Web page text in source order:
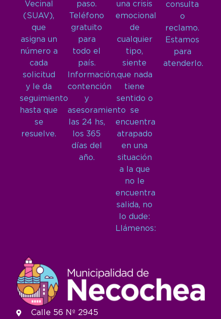
Vecinal
(SUAV),
que
asigna un
número a
cada
solicitud
y le da
seguimiento
hasta que
se
resuelve.
paso.
Teléfono
gratuito
para
todo el
país.
Información,
contención
y
asesoramiento
las 24 hs,
los 365
días del
año.
una crisis
emocional
de
cualquier
tipo,
siente
que nada
tiene
sentido o
se
encuentra
atrapado
en una
situación
a la que
no le
encuentra
salida, no
lo dude:
Llámenos:
consulta
o
reclamo.
Estamos
para
atenderlo.
Calle 56 Nº 2945